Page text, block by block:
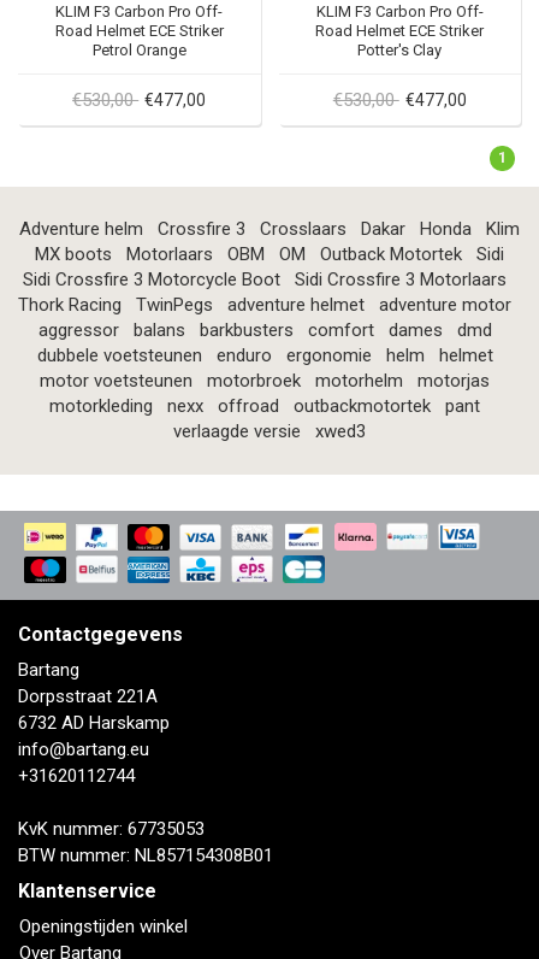
KLIM F3 Carbon Pro Off-
Road Helmet ECE Striker
Petrol Orange
€530,00 €477,00
KLIM F3 Carbon Pro Off-
Road Helmet ECE Striker
Potter's Clay
€530,00 €477,00
1
Adventure helm Crossfire 3 Crosslaars Dakar Honda
Klim
MX boots
Motorlaars OBM OM Outback Motortek
Sidi
Sidi Crossfire 3 Motorcycle Boot
Sidi Crossfire 3 Motorlaars
Thork Racing
TwinPegs adventure helmet
adventure motor
aggressor
balans barkbusters comfort dames
dmd
dubbele voetsteunen
enduro ergonomie helm
helmet
motor voetsteunen
motorbroek motorhelm
motorjas
motorkleding
nexx offroad outbackmotortek
pant
verlaagde versie
xwed3
Contactgegevens
Bartang
Dorpsstraat 221A
6732 AD Harskamp
info@bartang.eu
+31620112744
KvK nummer: 67735053
BTW nummer: NL857154308B01
Klantenservice
Openingstijden winkel
Over Bartang